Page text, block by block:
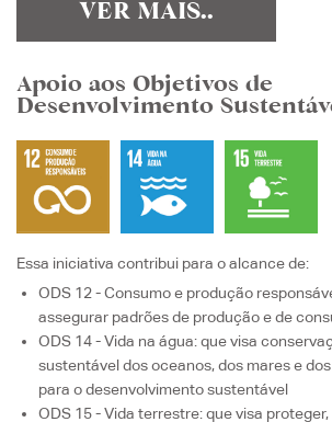
VER MAIS..
Apoio aos Objetivos de
Desenvolvimento
Essa iniciativa contribui para o alcance de:
ODS 12 - Consumo e produção
assegurar padrões de produção e de
ODS 14 - Vida na água: que visa
sustentável dos oceanos, dos mares e
para o desenvolvimento sustentável
ODS 15 - Vida terrestre: que visa